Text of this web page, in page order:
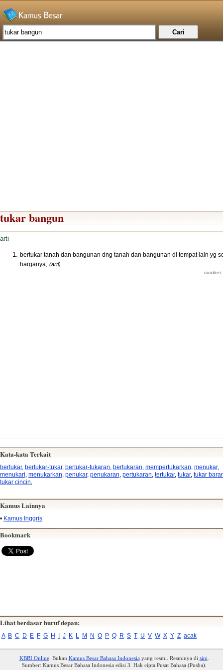
tukar bangun
arti
bertukar tanah dan bangunan dng tanah dan bangunan di tempat lain yg
harganya; (arti)
Kata-kata Terkait
bertukar, bertukar-tukar, bertukar-tukaran bertukaran mempertukarkan menukar,
menukari menukarkan penukar, penukaran pertukaran tertukar, tukar, tukar
tukar cincin
Kamus Lainnya
• Kamus Inggris
Bookmark
Lihat berdasar huruf depan:
A B C D E F G H J K L M N O P Q R S T U V W X Y Z acak
KBBI Online. Bukan Kamus Besar Bahasa Indonesiayang resmi. Resminya di sini
Sumber: Kamus Besar Bahasa Indonesia edisi 3. Hak cipta Pusat Bahasa (Pusba).